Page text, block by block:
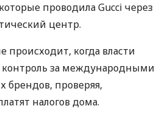
проводила Gucci через
центр.
происходит, когда власти
за международными
проверяя,
налогов дома.